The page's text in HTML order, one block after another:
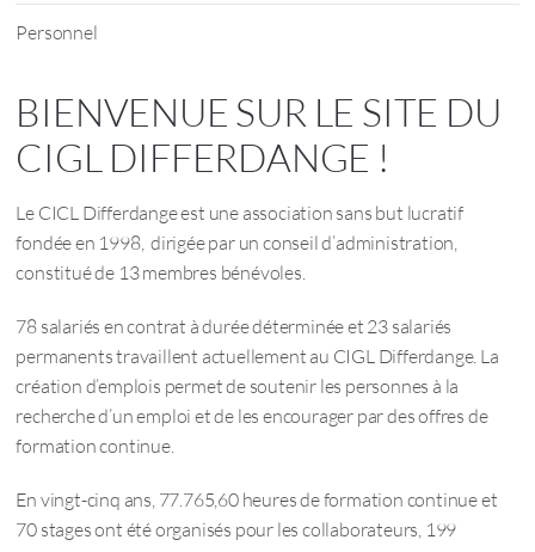
Personnel
BIENVENUE SUR LE SITE DU
CIGL DIFFERDANGE !
Le CICL Differdange est une association sans but lucratif
fondée en 1998, dirigée par un conseil d’administration,
constitué de 13 membres bénévoles.
78 salariés en contrat à durée déterminée et 23 salariés
permanents travaillent actuellement au CIGL Differdange. La
création d’emplois permet de soutenir les personnes à la
recherche d’un emploi et de les encourager par des offres de
formation continue.
En vingt-cinq ans, 77.765,60 heures de formation continue et
70 stages ont été organisés pour les collaborateurs, 199